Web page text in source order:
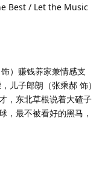
Best / Let the Music
赚钱养家兼情感支
儿子郎朗（张乘郝 饰）
，东北草根说着大碴子
，最不被看好的黑马，